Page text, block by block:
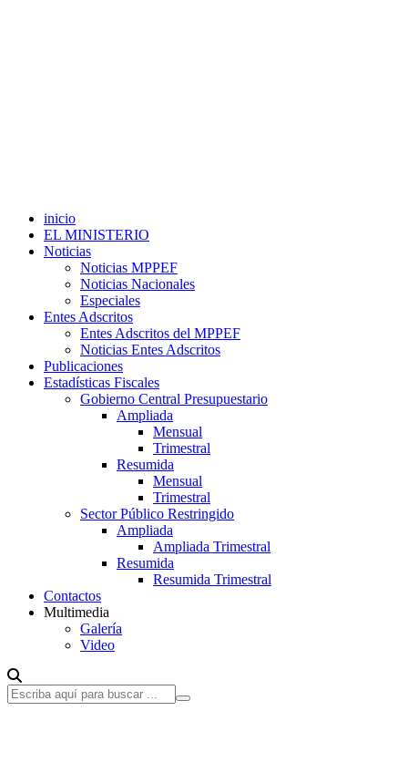
inicio
EL MINISTERIO
Noticias
Noticias MPPEF
Noticias Nacionales
Especiales
Entes Adscritos
Entes Adscritos del MPPEF
Noticias Entes Adscritos
Publicaciones
Estadísticas Fiscales
Gobierno Central Presupuestario
Ampliada
Mensual
Trimestral
Resumida
Mensual
Trimestral
Sector Público Restringido
Ampliada
Ampliada Trimestral
Resumida
Resumida Trimestral
Contactos
Multimedia
Galería
Video